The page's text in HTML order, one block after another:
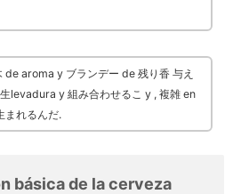
aroma y ブランデー de 残り香 与え
levadura y 組み合わせるこ y , 複雑 en
まれるんだ.
básica de la cerveza